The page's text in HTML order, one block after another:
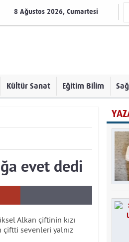
8 Ağustos 2026, Cumartesi
Kültür Sanat Eğitim Bilim
evet dedi
Alkan çiftinin kızı
sevenleri yalnız